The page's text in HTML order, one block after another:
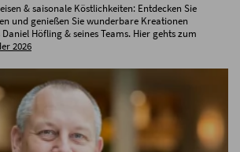
& saisonale Köstlichkeiten: Entdecken Sie
und genießen Sie wunderbare Kreationen
Höfling & seines Teams. Hier gehts zum
2026